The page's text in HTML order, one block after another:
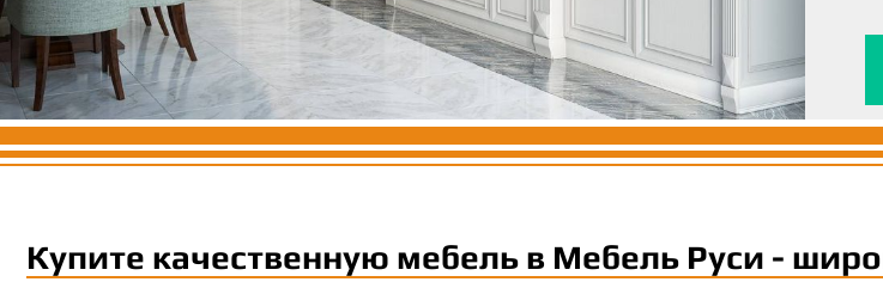
Купите качественную мебель в Мебель Руси -